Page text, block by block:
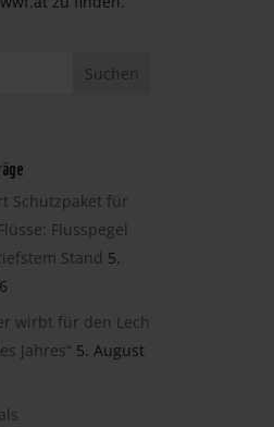
Schutzpaket für
Flusspegel
Stand 5.
wirbt für den Lech
Jahres“ 5. August